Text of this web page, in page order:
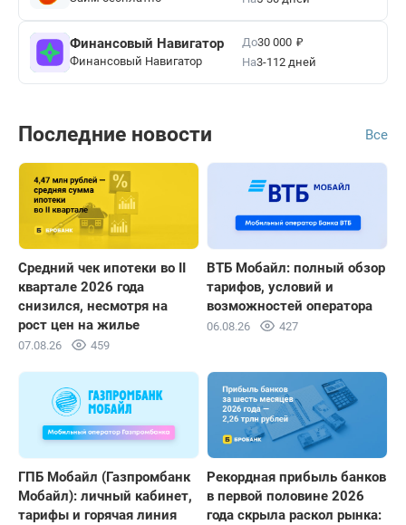
Финансовый Навигатор
Финансовый Навигатор
До30 000 ₽
На3-112 дней
Последние новости Все
Средний чек ипотеки во II
квартале 2026 года
снизился, несмотря на
рост цен на жилье
07.08.26 459
ВТБ Мобайл: полный обзор
тарифов, условий и
возможностей оператора
06.08.26 427
ГПБ Мобайл (Газпромбанк
Мобайл): личный кабинет,
тарифы и горячая линия
Рекордная прибыль банков
в первой половине 2026
года скрыла раскол рынка: